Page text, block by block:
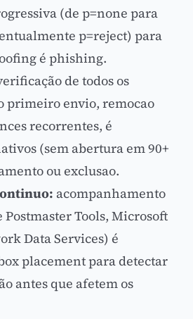
(de p=none para
p=reject) para
é phishing.
de todos os
primeiro envio, remocao
recorrentes, é
(sem abertura em 90+
ou exclusao.
acompanhamento
Postmaster Tools, Microsoft
Data Services) é
placement para detectar
antes que afetem os